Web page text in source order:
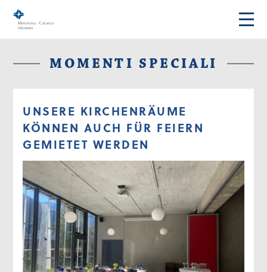
MOMENTI SPECIALI
UNSERE KIRCHENRÄUME
KÖNNEN AUCH FÜR FEIERN
GEMIETET WERDEN